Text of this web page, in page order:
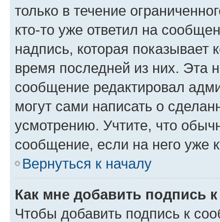
только в течение
кто-то уже ответил на
надпись, которая показывает
время последней из них. Эта
сообщение редактировал
могут сами написать о
усмотрению. Учтите, что
сообщение, если на него уже
Вернуться к началу
Как мне добавить подпись
Чтобы добавить подпись к